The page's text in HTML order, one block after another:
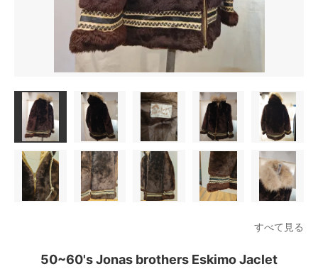
すべて見る
50~60's Jonas brothers Eskimo Jaclet